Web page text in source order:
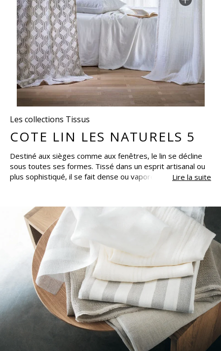
Les collections Tissus
COTE LIN LES NATURELS 5
Destiné aux sièges comme aux fenêtres, le lin se décline
sous toutes ses formes. Tissé dans un esprit artisanal ou
plus sophistiqué, il se fait dense ou vaporeux. Brodé,
la laine. La collection révèle la matière dans sa noblesse et
sa simplicité. Aucune teinture, pour céder place à
l’authentique. Et le lin s’invite sur nos sièges et nos
fenêtres, sans jamais nous lasser.
Lire la suite